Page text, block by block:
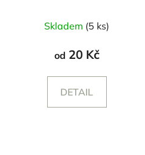
Skladem (5 ks)
od 20 Kč
DETAIL